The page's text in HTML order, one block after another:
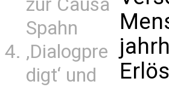
zur Causa
Spahn
‚Dialogpre
digt‘ und